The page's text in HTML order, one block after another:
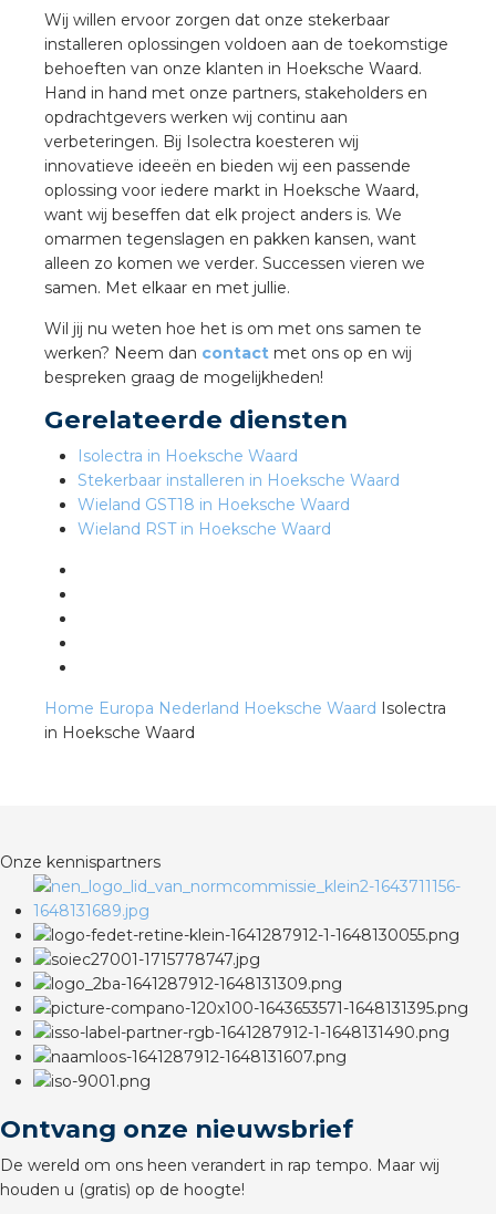
Wij willen ervoor zorgen dat onze stekerbaar
installeren oplossingen voldoen aan de toekomstige
behoeften van onze klanten in Hoeksche Waard.
Hand in hand met onze partners, stakeholders en
opdrachtgevers werken wij continu aan
verbeteringen. Bij Isolectra koesteren wij
innovatieve ideeën en bieden wij een passende
oplossing voor iedere markt in Hoeksche Waard,
want wij beseffen dat elk project anders is. We
omarmen tegenslagen en pakken kansen, want
alleen zo komen we verder. Successen vieren we
samen. Met elkaar en met jullie.
Wil jij nu weten hoe het is om met ons samen te
werken? Neem dan contact met ons op en wij
bespreken graag de mogelijkheden!
Gerelateerde diensten
Isolectra in Hoeksche Waard
Stekerbaar installeren in Hoeksche Waard
Wieland GST18 in Hoeksche Waard
Wieland RST in Hoeksche Waard
Home Europa Nederland Hoeksche Waard Isolectra
in Hoeksche Waard
Onze kennispartners
Ontvang onze nieuwsbrief
De wereld om ons heen verandert in rap tempo. Maar wij
houden u (gratis) op de hoogte!
Academy
waarde
groothandels